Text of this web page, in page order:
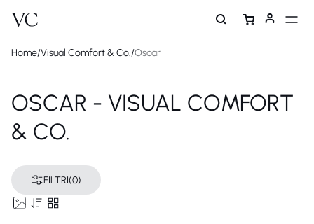
Home/Visual Comfort & Co./Oscar
OSCAR - VISUAL COMFORT
& CO.
FILTRI(0)